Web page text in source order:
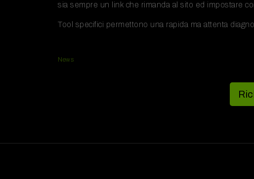
sia sempre un link che rimanda al sito ed impostare
Tool specifici permettono una rapida ma attenta
News